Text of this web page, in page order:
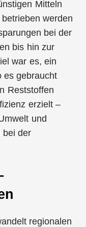
Mitteln
werden
bei der
bis hin zur
war es, ein
es gebraucht
Reststoffen
erzielt –
und
bei der
regionalen